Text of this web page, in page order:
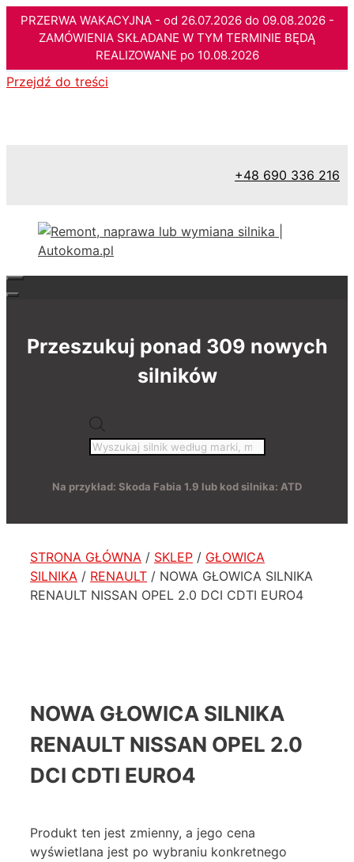
PRZERWA WAKACYJNA - od 26.07.2026 do 09.08.2026 -
ZAMÓWIENIA SKŁADANE W TYM TERMINIE BĘDĄ
REALIZOWANE po 10.08.2026
Przejdź do treści
+48 690 336 216
Przeszukuj ponad 309 nowych
silników
Na przykład: Skoda Fabia 1.9 lub kod silnika: ATD
STRONA GŁÓWNA / SKLEP / GŁOWICA
SILNIKA / RENAULT / NOWA GŁOWICA SILNIKA
RENAULT NISSAN OPEL 2.0 DCI CDTI EURO4
NOWA GŁOWICA SILNIKA
RENAULT NISSAN OPEL 2.0
DCI CDTI EURO4
Produkt ten jest zmienny, a jego cena
wyświetlana jest po wybraniu konkretnego